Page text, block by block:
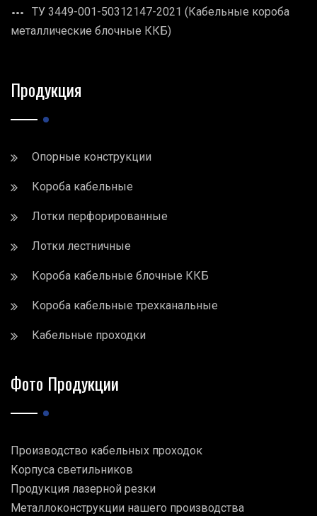
ТУ 3449-001-50312147-2021 (Кабельные короба
металлические блочные ККБ)
Продукция
Опорные конструкции
Короба кабельные
Лотки перфорированные
Лотки лестничные
Короба кабельные блочные ККБ
Короба кабельные трехканальные
Кабельные проходки
Фото Продукции
Производство кабельных проходок
Корпуса светильников
Продукция лазерной резки
Металлоконструкции нашего производства